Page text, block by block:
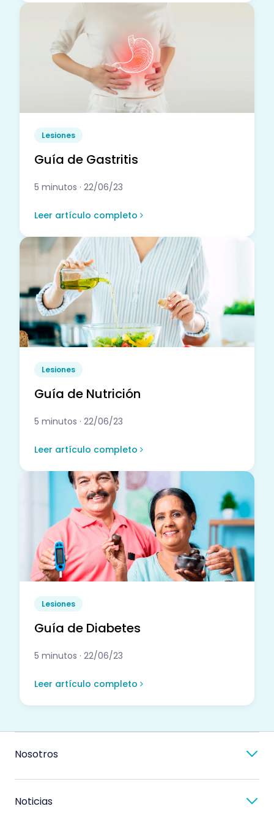
Lesiones
Guía de Gastritis
5 minutos · 22/06/23
Leer artículo completo
Lesiones
Guía de Nutrición
5 minutos · 22/06/23
Leer artículo completo
Lesiones
Guía de Diabetes
5 minutos · 22/06/23
Leer artículo completo
Nosotros
Noticias